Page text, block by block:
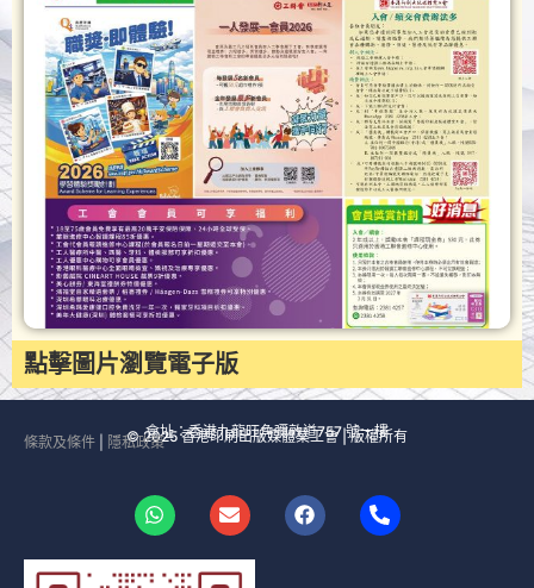
點擊圖片瀏覽電子版
© 2025 香港印刷出版媒體業工會 | 版權所有
會址：香港九龍旺角彌敦道757 號一樓
條款及條件 隱私政策